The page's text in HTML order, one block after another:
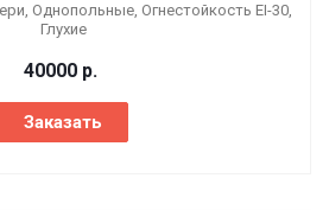
Однопольные, Огнестойкость EI-30,
Глухие
40000 р.
Заказать